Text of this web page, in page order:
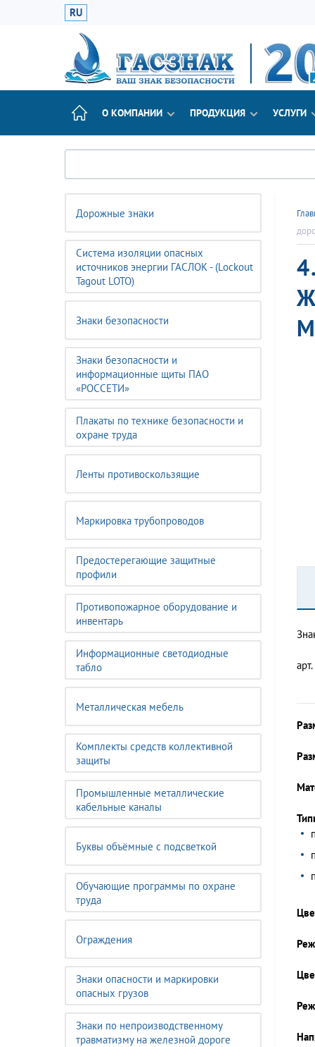
RU
О КОМПАНИИ ПРОДУКЦИЯ УСЛУГИ
Дорожные знаки
Система изоляции опасных
источников энергии ГАСЛОК - (Lockout
Tagout LOTO)
Знаки безопасности
Знаки безопасности и
информационные щиты ПАО
«РОССЕТИ»
Плакаты по технике безопасности и
охране труда
Ленты противоскользящие
Маркировка трубопроводов
Предостерегающие защитные
профили
Противопожарное оборудование и
инвентарь
Информационные светодиодные
табло
Металлическая мебель
Комплекты средств коллективной
защиты
Промышленные металлические
кабельные каналы
Буквы объёмные с подсветкой
Обучающие программы по охране
труда
Ограждения
Знаки опасности и маркировки
опасных грузов
Знаки по непроизводственному
травматизму на железной дороге